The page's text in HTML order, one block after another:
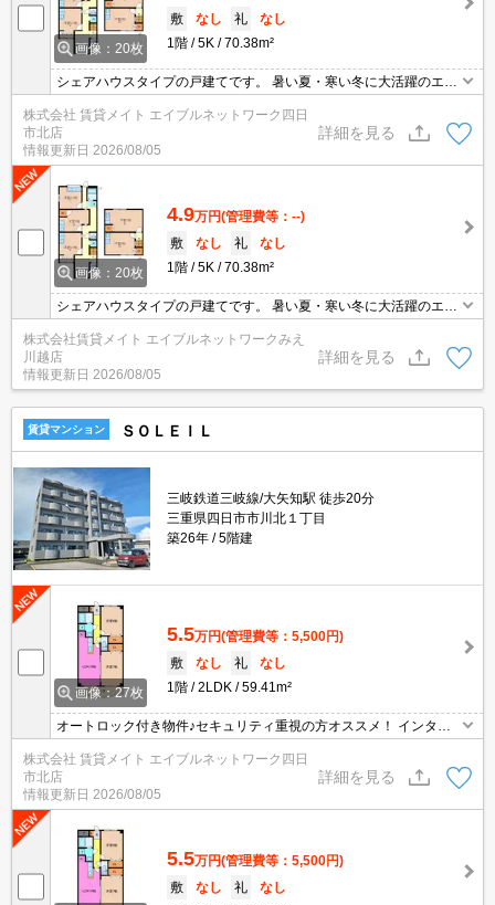
画像：20枚
敷 なし 礼
なし
1階
5K 70.38m²
シェアハウスタイプの戸建てです。 暑い夏・寒い冬に大活躍のエア
コン♪エアコン付き物件ならオールシーズン快適に過ごせます◎
株式会社 賃貸メイト エイブルネットワーク四日
市北店
情報更新日 2026/08/05
詳細を見る
画像：20枚
4.9万円(管理費等：--)
敷
なし 礼
なし
1階
5K 70.38m²
シェアハウスタイプの戸建てです。 暑い夏・寒い冬に大活躍のエア
コン♪エアコン付き物件ならオールシーズン快適に過ごせます◎
株式会社賃貸メイト エイブルネットワークみえ
川越店
情報更新日 2026/08/05
詳細を見る
賃貸マンション ＳＯＬＥＩＬ
三岐鉄道三岐線/大矢知駅 徒歩20分
三重県四日市市川北１丁目
築26年
5階建
画像：27枚
5.5万円(管理費等：5,500円)
敷
なし 礼
なし
1階
2LDK 59.41m²
オートロック付き物件♪セキュリティ重視の方オススメ！ インター
ネット無料物件！面倒な個人での手続き不要でご利用いただけます♪
私生活はもちろんテレワーク勤務の方にもおすすめですよ♪
株式会社 賃貸メイト エイブルネットワーク四日
市北店
情報更新日 2026/08/05
詳細を見る
5.5万円(管理費等：5,500円)
敷
なし 礼
なし